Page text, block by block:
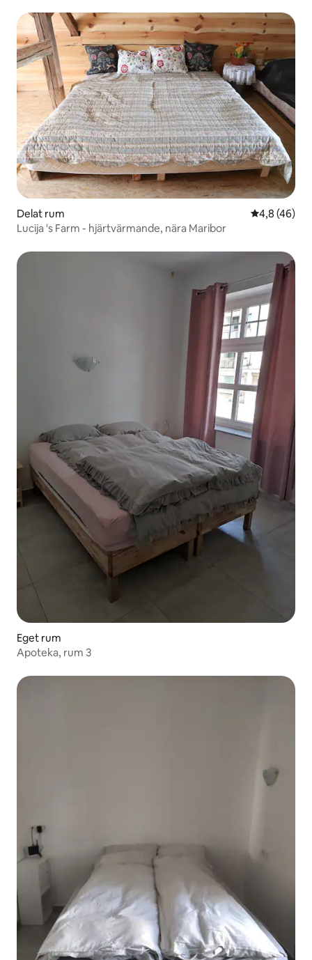
Delat rum 4,8 av 5 i
4,8 (46)
Lucija 's Farm - hjärtvärmande, nära Maribor
Eget rum
Apoteka, rum 3